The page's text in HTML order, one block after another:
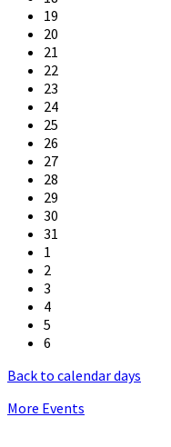
19
20
21
22
23
24
25
26
27
28
29
30
31
1
2
3
4
5
6
Back to calendar days
More Events